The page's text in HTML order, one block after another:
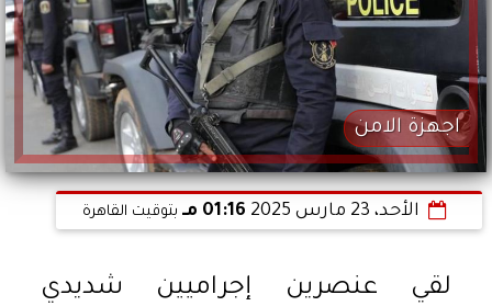
اجهزة الامن
الأحد، 23 مارس 2025 01:16 مـ بتوقيت القاهرة
لقي عنصرين إجراميين شديدي